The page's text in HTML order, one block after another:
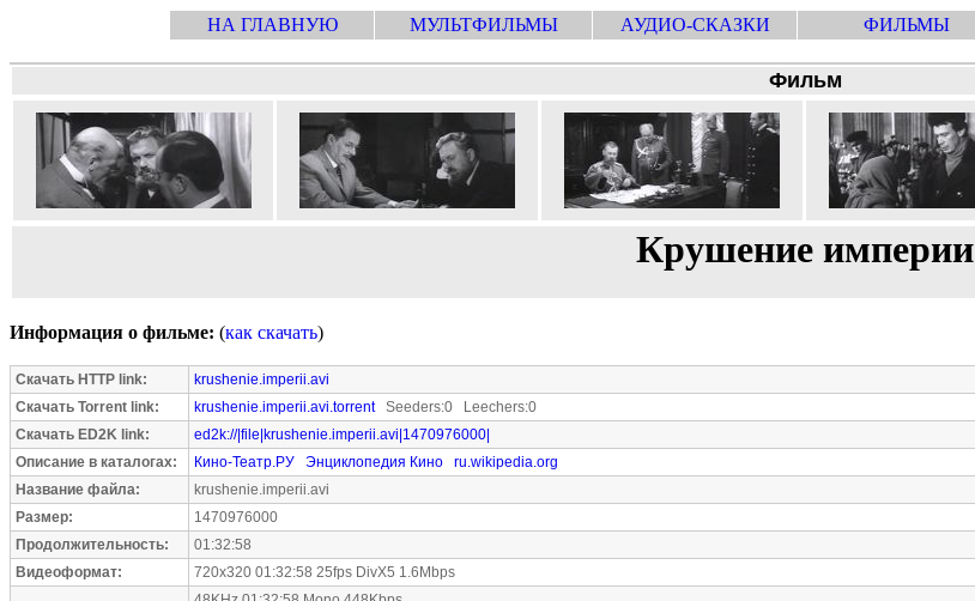
НА ГЛАВНУЮ МУЛЬТФИЛЬМЫ АУДИО-СКАЗКИ ФИЛЬМЫ
Фильм
Крушение империи
Информация о фильме: (как скачать)
Скачать HTTP link:
krushenie.imperii.avi
Скачать Torrent link:
krushenie.imperii.avi.torrentSeeders:0 Leechers:0
Скачать ED2K link:
ed2k://|file|krushenie.imperii.avi|1470976000|
Описание в каталогах:
Кино-Театр.РУ Энциклопедия Кино
ru.wikipedia.org
Название файла:
krushenie.imperii.avi
Размер:
1470976000
Продолжительность:
01:32:58
Видеоформат:
720x320 01:32:58 25fps DivX5 1.6Mbps